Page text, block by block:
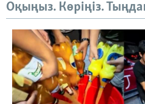
Оқыңыз. Көріңіз.